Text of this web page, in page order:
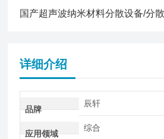
详细介绍
品牌
辰轩
应用领域
综合